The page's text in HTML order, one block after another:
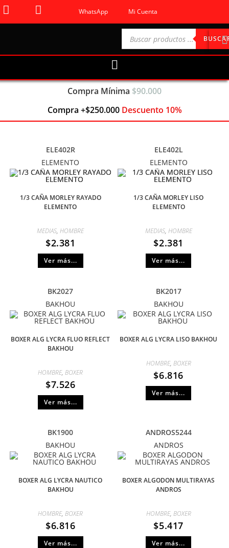
WhatsApp Mi Cuenta
Compra Mínima $90.000
Compra +$250.000 Descuento 10%
ELE402R
ELEMENTO
1/3 CAÑA MORLEY RAYADO
ELEMENTO
MEDIAS,HOMBRE
$2.381
Ver más...
ELE402L
ELEMENTO
1/3 CAÑA MORLEY LISO
ELEMENTO
MEDIAS, HOMBRE
$2.381
Ver más...
BK2027
BAKHOU
BOXER ALG LYCRA FLUO REFLECT
BAKHOU
HOMBRE,BOXER
$7.526
Ver más...
BK2017
BAKHOU
BOXER ALG LYCRA LISO BAKHOU
HOMBRE, BOXER
$6.816
Ver más...
BK1900
BAKHOU
BOXER ALG LYCRA NAUTICO
BAKHOU
HOMBRE,BOXER
$6.816
Ver más...
ANDROS5244
ANDROS
BOXER ALGODON MULTIRAYAS
ANDROS
HOMBRE, BOXER
$5.417
Ver más...